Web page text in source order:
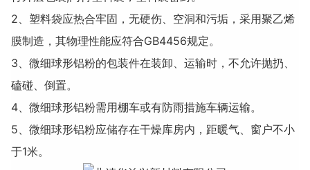
2、塑料袋应热合牢固，无硬伤、空洞和污垢，采用聚乙烯
膜制造，其物理性能应符合GB4456规定。
3、微细球形铝粉的包装件在装卸、运输时，不允许抛扔、
磕碰、倒置。
4、微细球形铝粉需用棚车或有防雨措施车辆运输。
5、微细球形铝粉应储存在干燥库房内，距暖气、窗户不小
于1米。